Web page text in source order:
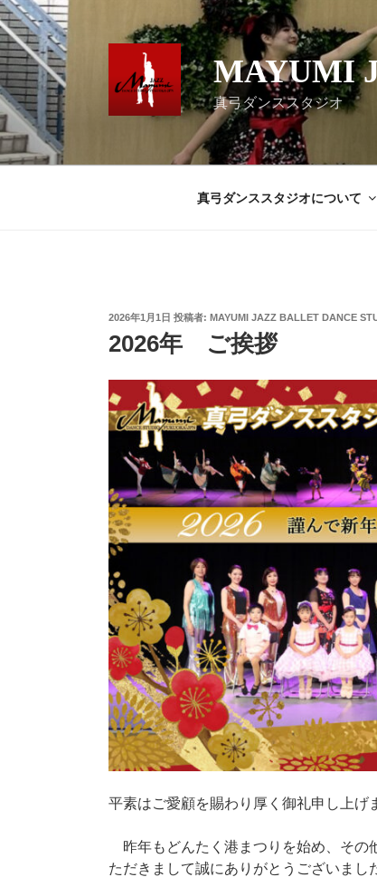
コ
ン
テ
ン
ツ
へ
ス
キ
MAYUMI
真弓ダンススタジオ
真弓ダンススタジオについて
投
日:
2026年1月1日 投稿者: MAYUMI JAZZ BALLET DANCE
2026年 ご挨拶
平素はご愛顧を賜わり厚く御礼申し上げ
昨年もどんたく港まつりを始め、その
ただきまして誠にありがとうございまし